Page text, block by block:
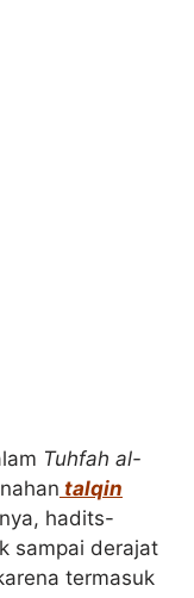
Tuhfah al-
talqin
hadits-
sampai derajat
termasuk